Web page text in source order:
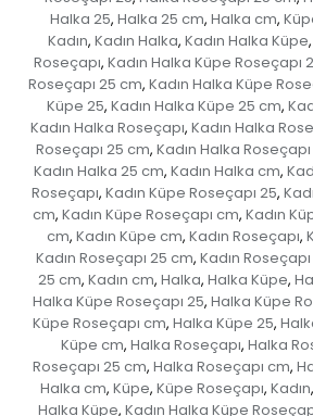
Halka 25, Halka 25 cm, Halka cm,
Kadın, Kadın Halka, Kadın Halka Küpe,
Roseçapı, Kadın Halka Küpe Roseçapı
Roseçapı 25 cm, Kadın Halka Küpe
Küpe 25, Kadın Halka Küpe 25 cm,
Kadın Halka Roseçapı, Kadın Halka
Roseçapı 25 cm, Kadın Halka
Kadın Halka 25 cm, Kadın Halka cm,
Roseçapı, Kadın Küpe Roseçapı 25,
cm, Kadın Küpe Roseçapı cm, Kadın
cm, Kadın Küpe cm, Kadın Roseçapı,
Kadın Roseçapı 25 cm, Kadın
25 cm, Kadın cm, Halka, Halka Küpe,
Halka Küpe Roseçapı 25, Halka Küpe
Küpe Roseçapı cm, Halka Küpe 25,
Küpe cm, Halka Roseçapı, Halka
Roseçapı 25 cm, Halka Roseçapı cm,
Halka cm, Küpe, Küpe Roseçapı, Kadın,
Halka Küpe, Kadın Halka Küpe